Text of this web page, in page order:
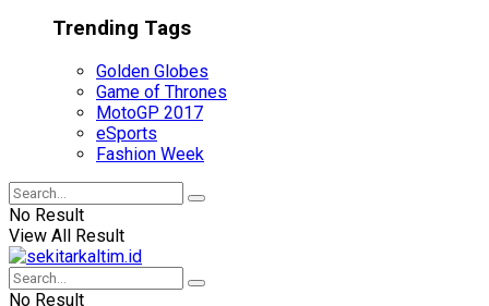
Trending Tags
Golden Globes
Game of Thrones
MotoGP 2017
eSports
Fashion Week
No Result
View All Result
No Result